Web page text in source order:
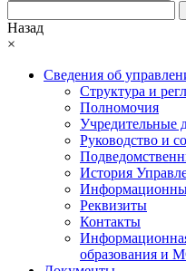
Назад
×
Сведения об
Структура и
Полномочия
Учредительные
Руководство и
История
Реквизиты
Контакты
образования и